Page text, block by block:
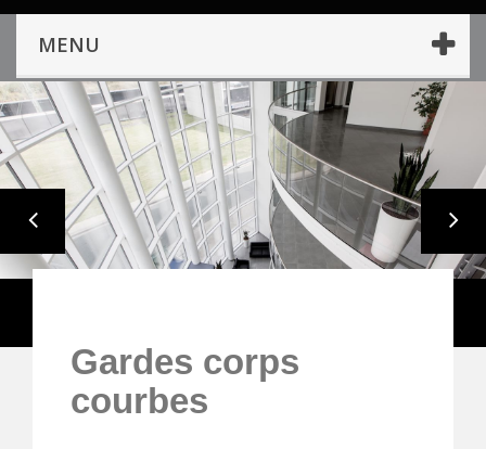
MENU
Gardes corps
courbes